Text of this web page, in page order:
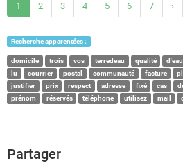
1 2 3 4 5 6 7 ›
Recherche apparentées :
domicile trois vos terredeau qualité d'eau
lu
courrier postal communauté facture
justifier
prix respect adresse fixé cas
prénom
réservés téléphone utilisez mail
Partager